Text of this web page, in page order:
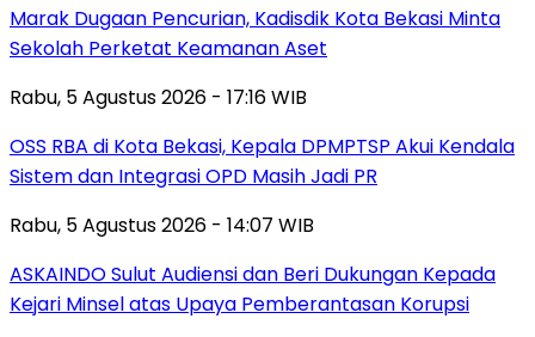
‎Marak Dugaan Pencurian, Kadisdik Kota Bekasi Minta
Sekolah Perketat Keamanan Aset
Rabu, 5 Agustus 2026 - 17:16 WIB
‎OSS RBA di Kota Bekasi, Kepala DPMPTSP Akui Kendala
Sistem dan Integrasi OPD Masih Jadi PR
Rabu, 5 Agustus 2026 - 14:07 WIB
ASKAINDO Sulut Audiensi dan Beri Dukungan Kepada
Kejari Minsel atas Upaya Pemberantasan Korupsi